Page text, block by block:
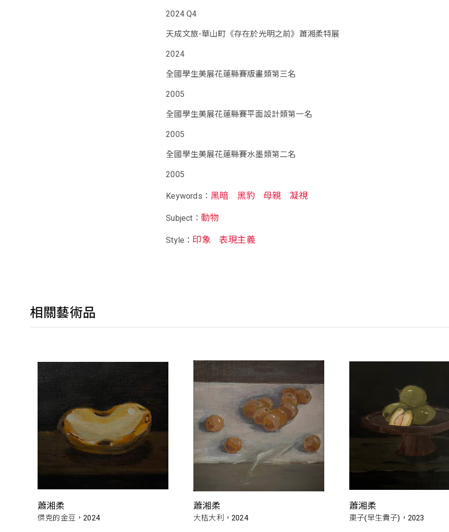
2024 Q4
天成文旅-華山町《存在於光明之前》蕭湘柔特展
2024
全國學生美展花蓮縣賽版畫類第三名
2005
全國學生美展花蓮縣賽平面設計類第一名
2005
全國學生美展花蓮縣賽水墨類第二名
2005
Keywords： 黑暗 黑豹 母親 凝視
Subject： 動物
Style：印象 表現主義
相關藝術品
蕭湘柔
傑克的金豆，2024
蕭湘柔
大桔大利，2024
蕭湘柔
棗子(早生貴子)，2023